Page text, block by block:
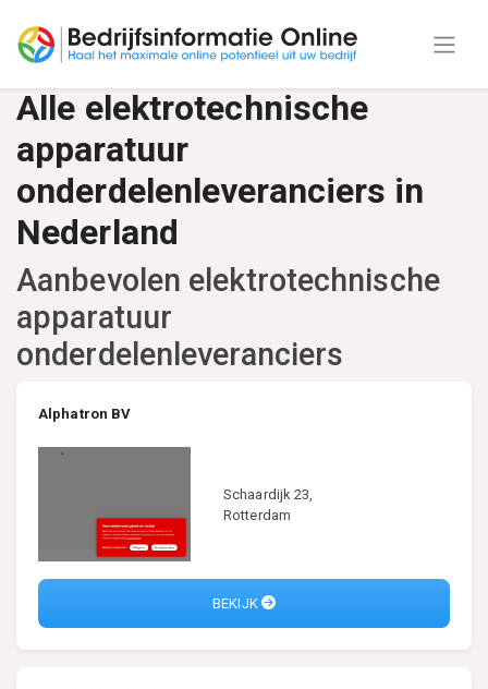
Alle elektrotechnische
apparatuur
onderdelenleveranciers in
Nederland
Aanbevolen elektrotechnische
apparatuur
onderdelenleveranciers
Alphatron BV
Schaardijk 23,
Rotterdam
BEKIJK